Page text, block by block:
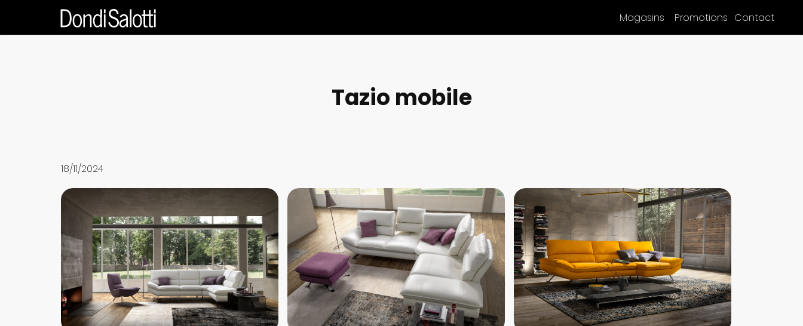
Magasins Contact
Promotions
Tazio mobile
18/11/2024